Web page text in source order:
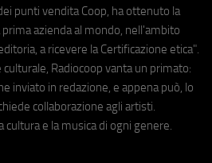
punti vendita Coop, ha ottenuto la
azienda al mondo, nell'ambito
a ricevere la Certificazione etica".
Radiocoop vanta un primato:
inviato in redazione, e appena può, lo
collaborazione agli artisti.
cultura e la musica di ogni genere.